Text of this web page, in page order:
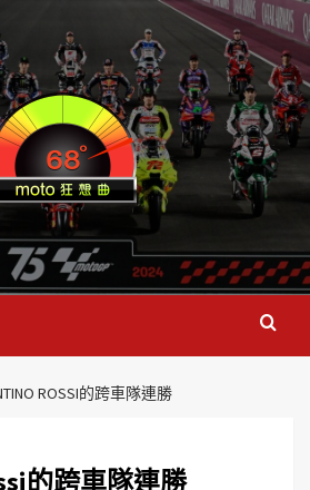
ROSSI的跨車隊連勝
的跨車隊連勝